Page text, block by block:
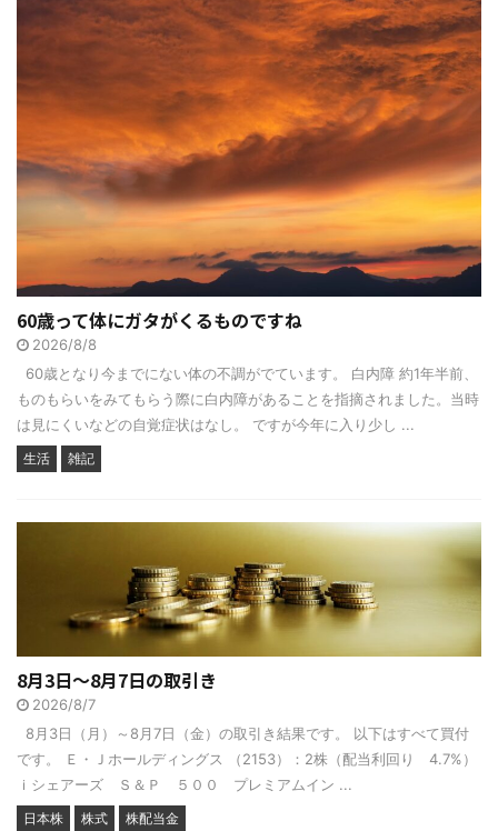
60歳って体にガタがくるものですね
2026/8/8
60歳となり今までにない体の不調がでています。 白内障 約1年半前、
ものもらいをみてもらう際に白内障があることを指摘されました。当時
は見にくいなどの自覚症状はなし。 ですが今年に入り少し ...
生活 雑記
8月3日～8月7日の取引き
2026/8/7
8月3日（月）～8月7日（金）の取引き結果です。 以下はすべて買付
です。 Ｅ・Ｊホールディングス （2153）：2株（配当利回り 4.7%）
ｉシェアーズ Ｓ＆Ｐ ５００ プレミアムイン ...
日本株 株式 株配当金